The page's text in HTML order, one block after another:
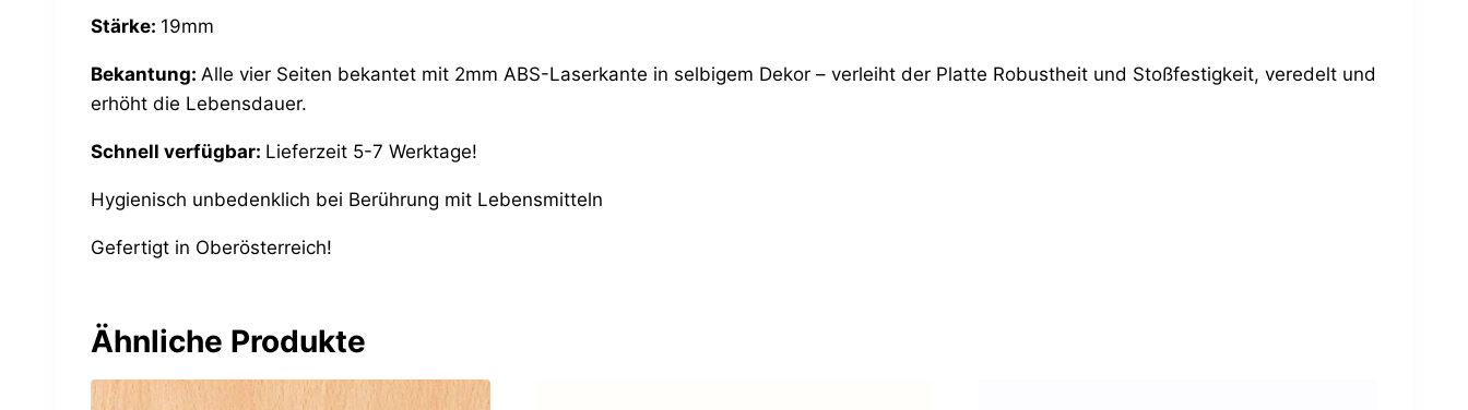
Stärke: 19mm
Bekantung: Alle vier Seiten bekantet mit 2mm ABS-Laserkante in selbigem Dekor – verleiht der Platte Robustheit und Stoßfestigkeit, veredelt und
erhöht die Lebensdauer.
Schnell verfügbar: Lieferzeit 5-7 Werktage!
Hygienisch unbedenklich bei Berührung mit Lebensmitteln
Gefertigt in Oberösterreich!
Ähnliche Produkte